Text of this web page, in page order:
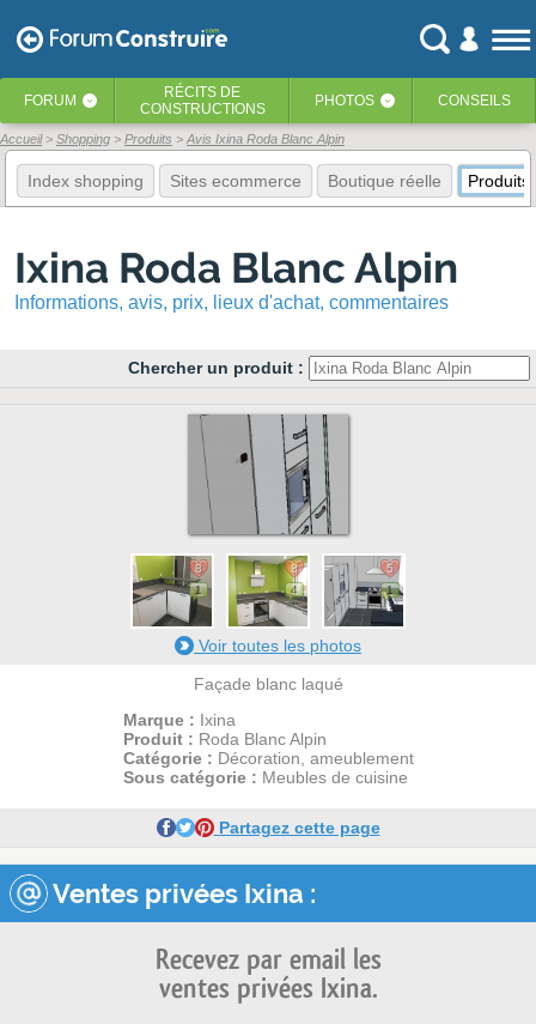
FORUM ‹ RÉCITS DE
CONSTRUCTIONS
PHOTOS ‹ CONSEILS
Accueil Shopping Produits Avis Ixina Roda Blanc Alpin
Index shopping Sites ecommerce Boutique réelle Produits
Ixina Roda Blanc Alpin
Informations, avis, prix, lieux d'achat, commentaires
Chercher un produit :
8
1
8
4
5
1
Voir toutes les photos
Façade blanc laqué
Marque : Ixina
Produit : Roda Blanc Alpin
Catégorie : Décoration, ameublement
Sous catégorie : Meubles de cuisine
Partagez cette page
Ventes privées Ixina :
Recevez par email les
ventes privées Ixina.